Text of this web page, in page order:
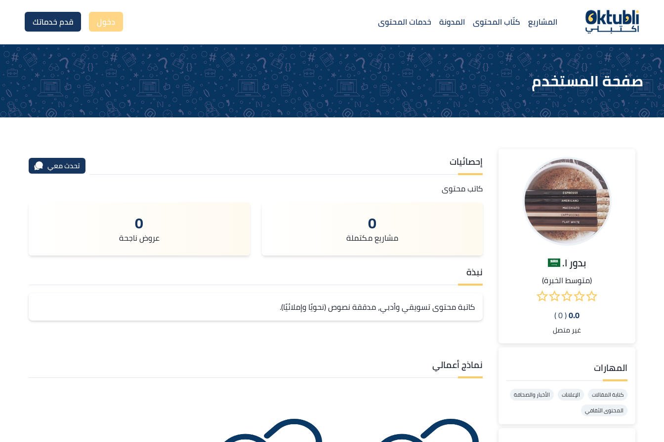
المشاريع كتّاب المحتوى المدونة خدمات المحتوى دخول قدم خدماتك
صفحة المستخدم
بدور ا.
(متوسط الخبرة)
0.0
( 0 )
غير متصل
المهارات
كتابة المقالات الإعلانات
الأخبار والصحافة
المحتوى الثقافي
إحصائيات تحدث معي
كاتب محتوى
0
مشاريع مكتملة
0
عروض ناجحة
نبذة
كاتبة محتوى تسويقي وأدبي، مدققة نصوص (نحويًا وإملائيًا).
نماذج أعمالي